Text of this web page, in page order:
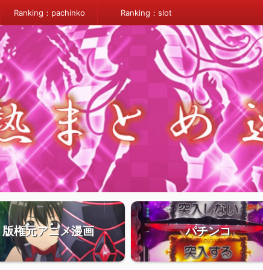
Ranking：pachinko Ranking：slot
版権元アニメ漫画 パチンコ